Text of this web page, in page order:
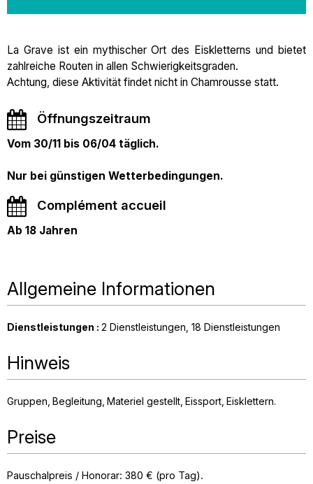
La Grave ist ein mythischer Ort des Eiskletterns und bietet
zahlreiche Routen in allen Schwierigkeitsgraden.
Achtung, diese Aktivität findet nicht in Chamrousse statt.
Öffnungszeitraum
Vom 30/11 bis 06/04 täglich.
Nur bei günstigen Wetterbedingungen.
Complément accueil
Ab 18 Jahren
Allgemeine Informationen
Dienstleistungen : 2 Dienstleistungen 18 Dienstleistungen
Hinweis
Gruppen Begleitung Materiel gestellt Eissport Eisklettern
Preise
Pauschalpreis / Honorar: 380 € (pro Tag).